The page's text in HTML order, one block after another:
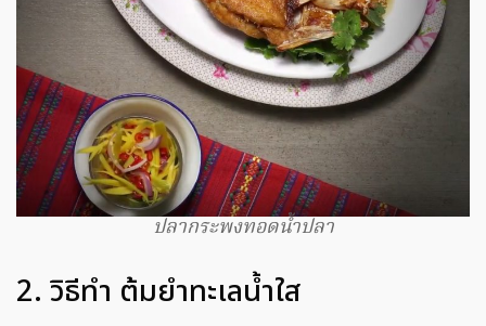
ปลากระพงทอดน้ำปลา
2. วิธีทำ ต้มยำทะเลน้ำใส